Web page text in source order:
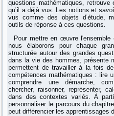
questions mathématiques,
qu’il a déjà vus. Les notions et
vus comme des objets d’étude,
outils de réponse à ces questions.
Pour mettre en œuvre l'ensemble
nous élaborons pour chaque
structurée autour des grandes
dans la vie des hommes, présente
permettent de travailler à la fois
compétences mathématiques : lire
comprendre une démarche,
chercher, raisonner, représenter,
dans des contextes variés. À
personnaliser le parcours du
peut différencier les apprentissages